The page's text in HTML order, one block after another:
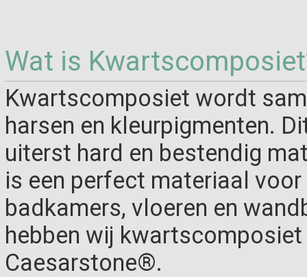
Wat is
Kwartscomposiet wordt
harsen en kleurpigmenten.
uiterst hard en bestendig
is een perfect materiaal
badkamers, vloeren en
hebben wij
Caesarstone®.